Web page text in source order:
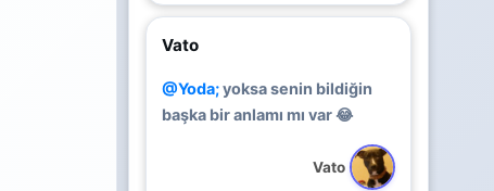
Vato
@Yoda;yoksa senin bildiğin
başka bir anlamı mı var 😂
Vato